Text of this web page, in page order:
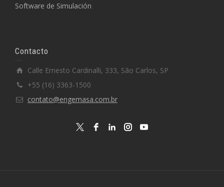
Software de Simulación
Contacto
Calle Ernesto Cardinalli, 333, São Carlos, SP
+55 (16) 3363-1500
contato@engemasa.com.br